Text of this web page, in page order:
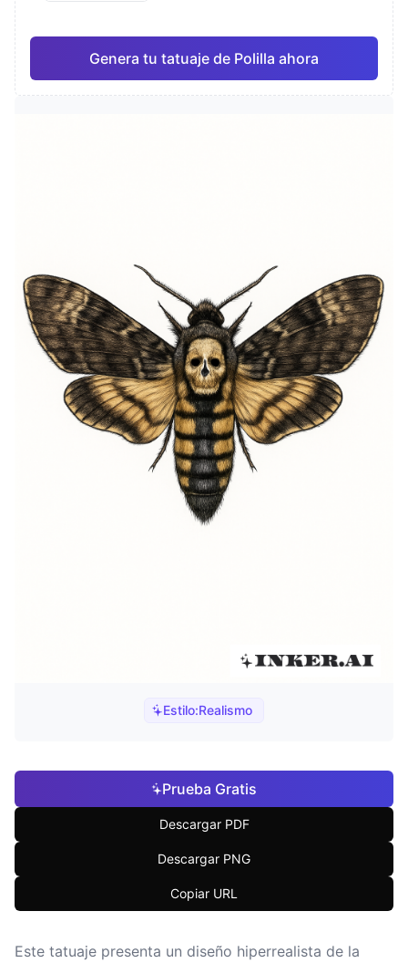
Estilo:Realismo
Genera tu tatuaje de Polilla ahora
Prueba Gratis
Descargar PDF
Descargar PNG
Copiar URL
Este tatuaje presenta un diseño hiperrealista de la